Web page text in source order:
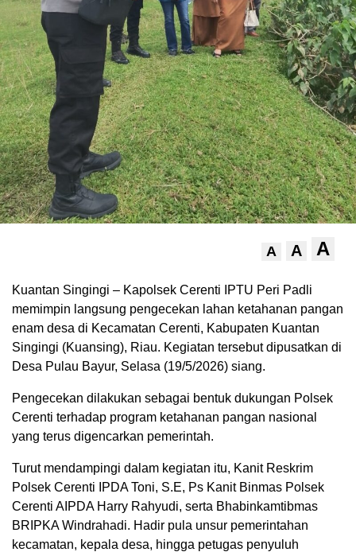
A A A
Kuantan Singingi – Kapolsek Cerenti IPTU Peri Padli
memimpin langsung pengecekan lahan ketahanan pangan
enam desa di Kecamatan Cerenti, Kabupaten Kuantan
Singingi (Kuansing), Riau. Kegiatan tersebut dipusatkan di
Desa Pulau Bayur, Selasa (19/5/2026) siang.
Pengecekan dilakukan sebagai bentuk dukungan Polsek
Cerenti terhadap program ketahanan pangan nasional
yang terus digencarkan pemerintah.
Turut mendampingi dalam kegiatan itu, Kanit Reskrim
Polsek Cerenti IPDA Toni, S.E, Ps Kanit Binmas Polsek
Cerenti AIPDA Harry Rahyudi, serta Bhabinkamtibmas
BRIPKA Windrahadi. Hadir pula unsur pemerintahan
kecamatan, kepala desa, hingga petugas penyuluh